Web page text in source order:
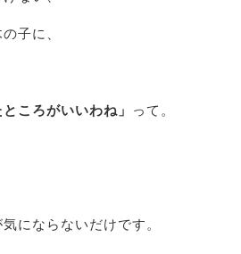
子に、
ころがいいわね」 って。
にならないだけです。